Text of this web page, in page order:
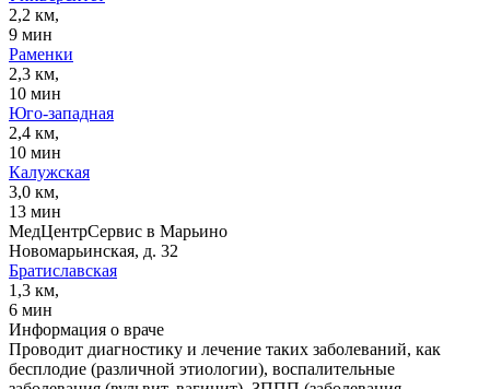
2,2 км,
9 мин
Раменки
2,3 км,
10 мин
Юго-западная
2,4 км,
10 мин
Калужская
3,0 км,
13 мин
МедЦентрСервис в Марьино
Новомарьинская, д. 32
Братиславская
1,3 км,
6 мин
Информация о враче
Проводит диагностику и лечение таких заболеваний, как
бесплодие (различной этиологии), воспалительные